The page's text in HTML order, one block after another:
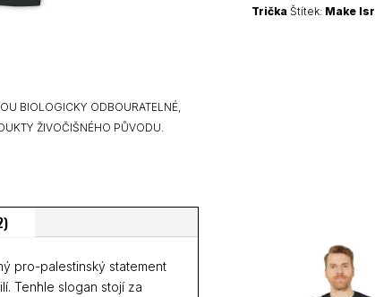
BIOLOGICKY ODBOURATELNÉ,
ŽIVOČIŠNÉHO PŮVODU.
organické
Trička Štítek: Make
pro-palestinský statement
Tenhle slogan stojí za